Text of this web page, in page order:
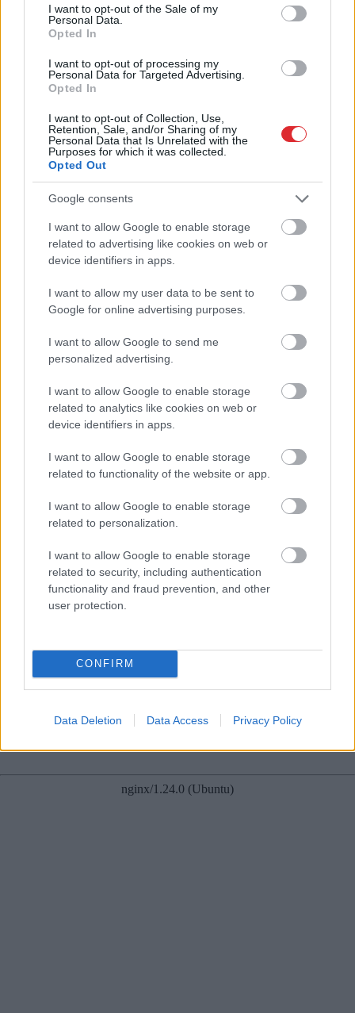
consent section.
I want to opt-out of the Sale of my
Personal Data.
Opted In
I want to opt-out of processing my
Personal Data for Targeted Advertising.
Opted In
I want to opt-out of Collection, Use,
Retention, Sale, and/or Sharing of my
Personal Data that Is Unrelated with the
Purposes for which it was collected.
Opted Out
Google consents
I want to allow Google to enable storage
related to advertising like cookies on web or
device identifiers in apps.
I want to allow my user data to be sent to
Google for online advertising purposes.
I want to allow Google to send me
personalized advertising.
I want to allow Google to enable storage
related to analytics like cookies on web or
device identifiers in apps.
I want to allow Google to enable storage
related to functionality of the website or app.
I want to allow Google to enable storage
related to personalization.
I want to allow Google to enable storage
related to security, including authentication
functionality and fraud prevention, and other
user protection.
CONFIRM
Data Deletion Data Access Privacy Policy
Miris rokmūzikas
pētnieks un mūzikas
apskatnieks Klāss
Vāvere
Pircēji pie cenu zīmes
kasa galvu –
laikam pārstājusi
darboties
Nosaukti nāvējošākie
automobiļi uz ceļiem:
turam īkšķus, lai neatrodi
sarakstā savu auto
Vai būs jātaisa jauna
gada beigās daļai
sabiedrības
gaidāmajām
Atcelt Ziņot